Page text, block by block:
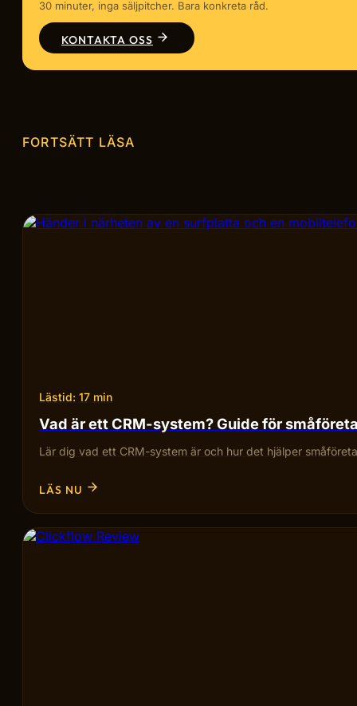
30 minuter, inga säljpitcher. Bara konkreta råd.
KONTAKTA OSS
FORTSÄTT LÄSA
Lästid: 17 min
Vad är ett CRM-system? Guide för
Lär dig vad ett CRM-system är och hur det hjälper
LÄS NU